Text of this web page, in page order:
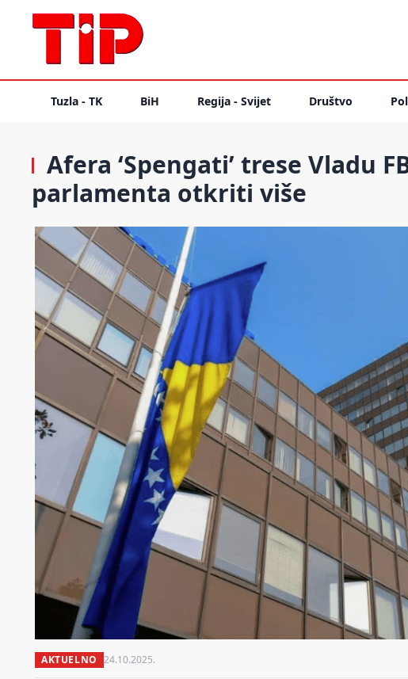
Tuzla - TK BiH Regija - Svijet Društvo
Afera ‘Spengati’ trese Vladu
parlamenta otkriti više
AKTUELNO 24.10.2025.